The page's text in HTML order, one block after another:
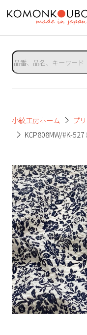
小紋工房ホーム
プ
KCP808MW/#K-